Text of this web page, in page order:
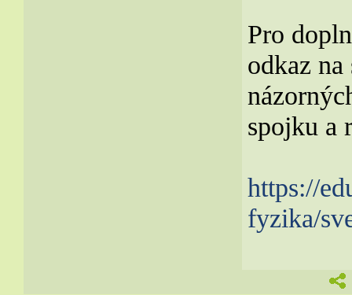
Pro
odkaz
spojku a
https://
fyzika/